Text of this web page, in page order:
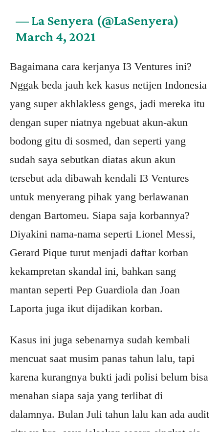
— La Senyera (@LaSenyera)
March 4, 2021
Bagaimana cara kerjanya I3 Ventures ini?
Nggak beda jauh kek kasus netijen Indonesia
yang super akhlakless gengs, jadi mereka itu
dengan super niatnya ngebuat akun-akun
bodong gitu di sosmed, dan seperti yang
sudah saya sebutkan diatas akun akun
tersebut ada dibawah kendali I3 Ventures
untuk menyerang pihak yang berlawanan
dengan Bartomeu. Siapa saja korbannya?
Diyakini nama-nama seperti Lionel Messi,
Gerard Pique turut menjadi daftar korban
kekampretan skandal ini, bahkan sang
mantan seperti Pep Guardiola dan Joan
Laporta juga ikut dijadikan korban.
Kasus ini juga sebenarnya sudah kembali
mencuat saat musim panas tahun lalu, tapi
karena kurangnya bukti jadi polisi belum bisa
menahan siapa saja yang terlibat di
dalamnya. Bulan Juli tahun lalu kan ada audit